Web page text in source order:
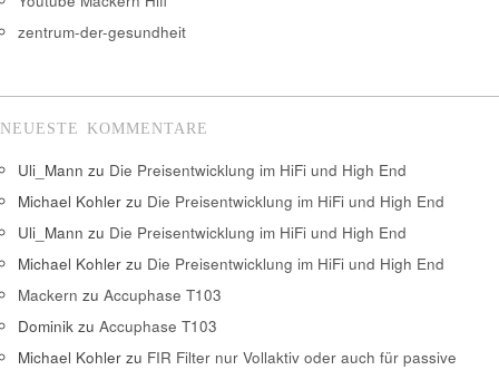
zentrum-der-gesundheit
NEUESTE KOMMENTARE
Uli_Mann zu Die Preisentwicklung im HiFi und High End
Michael Kohler zu Die Preisentwicklung im HiFi und High End
Uli_Mann zu Die Preisentwicklung im HiFi und High End
Michael Kohler zu Die Preisentwicklung im HiFi und High End
Mackern zu Accuphase T103
Dominik zu Accuphase T103
Michael Kohler zu FIR Filter nur Vollaktiv oder auch für passive